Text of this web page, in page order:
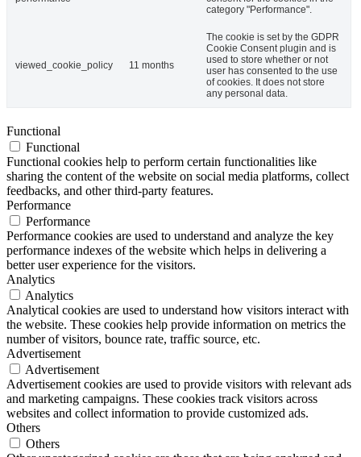
category "Performance".
viewed_cookie_policy 11 months
The cookie is set by the GDPR
Cookie Consent plugin and is
used to store whether or not
user has consented to the use
of cookies. It does not store
any personal data.
Functional
Functional
Functional cookies help to perform certain functionalities like
sharing the content of the website on social media platforms, collect
feedbacks, and other third-party features.
Performance
Performance
Performance cookies are used to understand and analyze the key
performance indexes of the website which helps in delivering a
better user experience for the visitors.
Analytics
Analytics
Analytical cookies are used to understand how visitors interact with
the website. These cookies help provide information on metrics the
number of visitors, bounce rate, traffic source, etc.
Advertisement
Advertisement
Advertisement cookies are used to provide visitors with relevant ads
and marketing campaigns. These cookies track visitors across
websites and collect information to provide customized ads.
Others
Others